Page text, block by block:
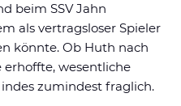
beim SSV Jahn
als vertragsloser Spieler
könnte. Ob Huth nach
wesentliche
zumindest fraglich.